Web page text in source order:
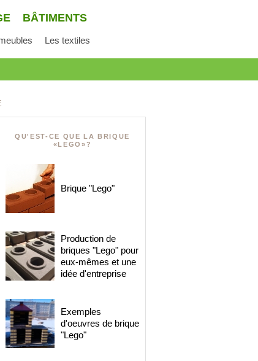
BÂTIMENTS
Les textiles
QU'EST-CE QUE LA BRIQUE
«LEGO»?
Brique "Lego"
Production de
briques "Lego" pour
eux-mêmes et une
idée d'entreprise
Exemples
d'oeuvres de brique
"Lego"